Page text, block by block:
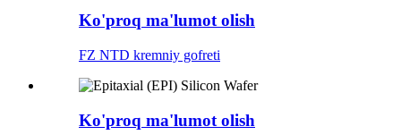
Ko'proq ma'lumot olish
FZ NTD kremniy gofreti
Ko'proq ma'lumot olish